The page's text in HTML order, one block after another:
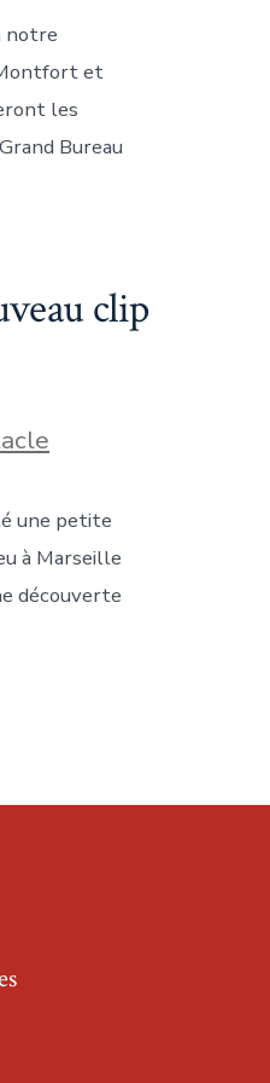
notre
et
les
Bureau
clip
une petite
à Marseille
découverte